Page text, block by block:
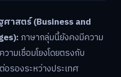
ศาสตร์ (Business and
ภาษากลุ่มนี้ยังคงมีความ
มเชื่อมโยงโดยตรงกับ
อรองระหว่างประเทศ